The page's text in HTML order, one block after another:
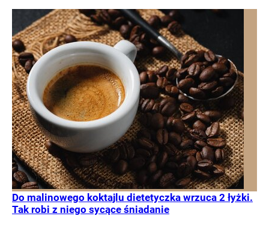
Do malinowego koktajlu dietetyczka wrzuca 2 łyżki.
Tak robi z niego sycące śniadanie